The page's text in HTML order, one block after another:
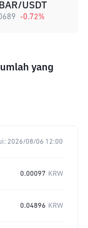
USDT
-0.72%
yang
2026/08/06 12:00
0.00097 KRW
0.04896 KRW